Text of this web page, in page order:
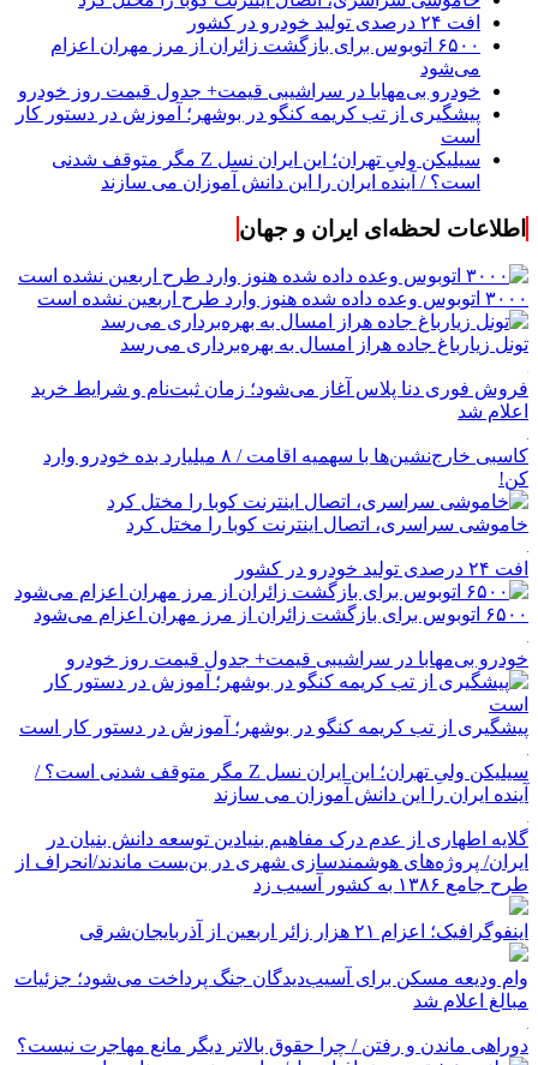
افت ۲۴ درصدی تولید خودرو در کشور
۶۵۰۰ اتوبوس برای بازگشت زائران از مرز مهران اعزام
می‌شود
خودرو بی‌مهابا در سراشیبی قیمت+ جدول قیمت روز خودرو
پیشگیری از تب کریمه کنگو در بوشهر؛ آموزش در دستور کار
است
سیلیکن ولیِ تهران؛ این ایران نسل Z مگر متوقف شدنی
است؟ / آینده ایران را این دانش آموزان می سازند
اطلاعات لحظه‌ای ایران و جهان
۳۰۰۰ اتوبوس وعده داده شده هنوز وارد طرح اربعین نشده است
تونل زیارباغ جاده هراز امسال به بهره‌برداری می‌رسد
فروش فوری دنا پلاس آغاز می‌شود؛ زمان ثبت‌نام و شرایط خرید
اعلام شد
کاسبی خارج‌نشین‌ها با سهمیه اقامت / ۸ میلیارد بده خودرو وارد
کن!
خاموشی سراسری، اتصال اینترنت کوبا را مختل کرد
افت ۲۴ درصدی تولید خودرو در کشور
۶۵۰۰ اتوبوس برای بازگشت زائران از مرز مهران اعزام می‌شود
خودرو بی‌مهابا در سراشیبی قیمت+ جدول قیمت روز خودرو
پیشگیری از تب کریمه کنگو در بوشهر؛ آموزش در دستور کار است
سیلیکن ولیِ تهران؛ این ایران نسل Z مگر متوقف شدنی است؟ /
آینده ایران را این دانش آموزان می سازند
گلایه اطهاری از عدم درک مفاهیم بنیادین توسعه دانش بنیان در
ایران/ پروژه‌های هوشمندسازی شهری در بن‌بست ماندند/انحراف از
طرح جامع ۱۳۸۶ به کشور آسیب زد
اینفوگرافیک؛ اعزام ۲۱ هزار زائر اربعین از آذربایجان‌شرقی
وام ودیعه مسکن برای آسیب‌دیدگان جنگ پرداخت می‌شود؛ جزئیات
مبالغ اعلام شد
دوراهی ماندن و رفتن / چرا حقوق بالاتر دیگر مانع مهاجرت نیست؟